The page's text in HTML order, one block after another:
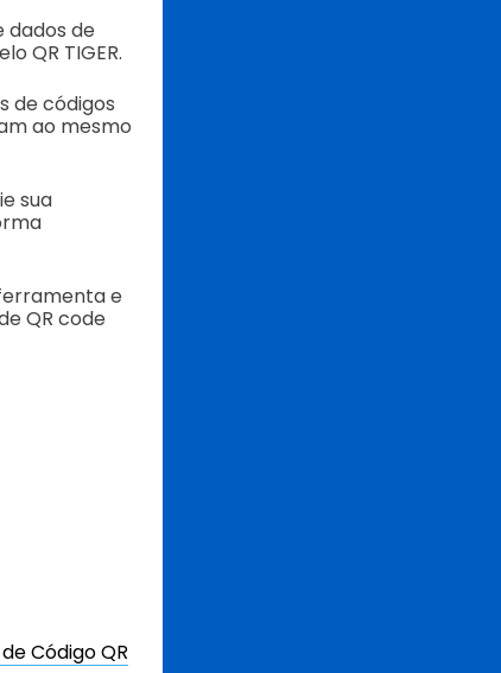
de
QR TIGER.
de códigos
ao mesmo
sua
e
QR code
Código QR